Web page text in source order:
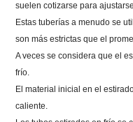
suelen cotizarse para
Estas tuberías a menudo se
son más estrictas que el
A veces se considera que el
frío.
El material inicial en el
caliente.